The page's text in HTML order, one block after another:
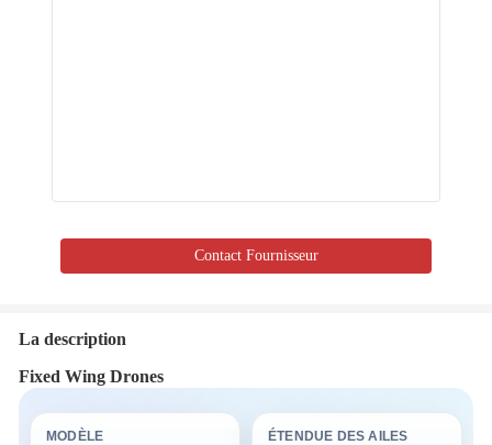
Contact Fournisseur
La description
Fixed Wing Drones
MODÈLE ÉTENDUE DES AILES